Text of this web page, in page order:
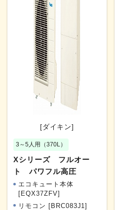
[ダイキン]
3～5人用（370L）
Xシリーズ フルオー
ト パワフル高圧
エコキュート本体
[EQX37ZFV]
リモコン [BRC083J1]